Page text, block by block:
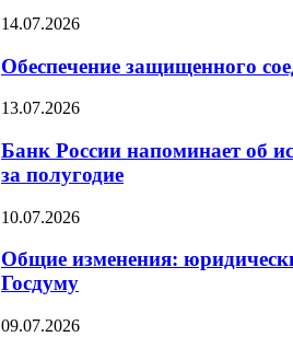
14.07.2026
Обеспечение защищенного
13.07.2026
Банк России напоминает об
за полугодие
10.07.2026
Общие изменения:
Госдуму
09.07.2026